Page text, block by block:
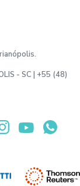
- SC | +55 (48)